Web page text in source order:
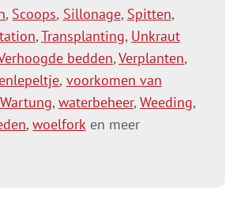
, Scoops, Sillonage, Spitten,
,Transplanting, Unkraut
bedden,Verplanten,
, voorkomen van
Wartung,waterbeheer,Weeding,
,woelfork en meer